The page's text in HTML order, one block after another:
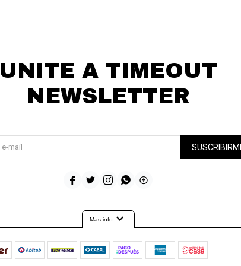
UNITE A TIMEOUT
NEWSLETTER
    
Mas infoexpand_more